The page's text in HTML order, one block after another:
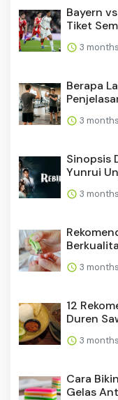
Bayern
Tiket
3
Berapa
3
Sinopsis
Yunrui
3
3
12
Duren
3
Cara
Gelas